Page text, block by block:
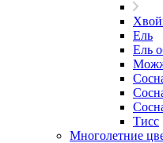
Ель
Ель
Тисс
Многолетние